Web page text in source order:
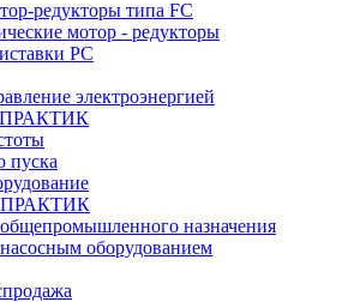
редукторы типа FC
мотор - редукторы
PC
электроэнергией
ПРАКТИК
пуска
ПРАКТИК
назначения
оборудованием